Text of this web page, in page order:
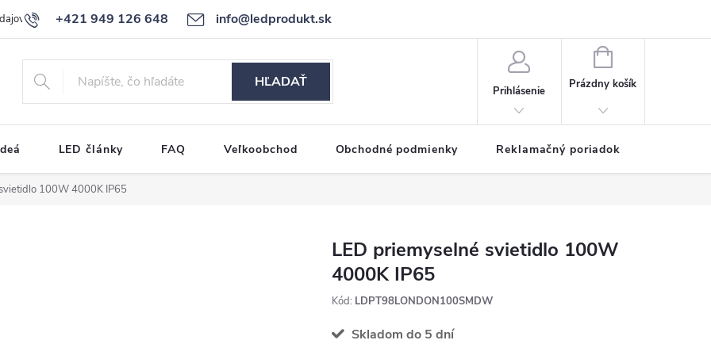
+421 949 126 648 info@ledprodukt.sk
Reklamačný poriadok
HĽADAŤ
Prihlásenie
NÁKUPNÝ
KOŠÍK
Prázdny košík
LED články FAQ Veľkoobchod Obchodné podmienky Reklamačný poriadok
100W 4000K IP65
LED priemyselné svietidlo 100W
4000K IP65
Kód: LDPT98LONDON100SMDW
Skladom do 5 dní